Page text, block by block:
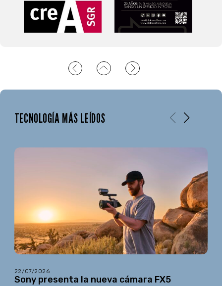
TECNOLOGÍA MÁS LEÍDOS
22/07/2026
Sony presenta la nueva cámara FX5